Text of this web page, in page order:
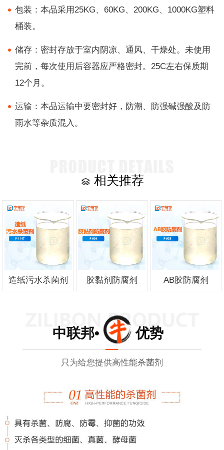
包装：本品采用25KG、60KG、200KG、1000KG塑料
桶装。
储存：密封存放于室内阴凉、通风、干燥处。未使用
完前，每次使用后容器应严格密封。25C左右保质期
12个月。
运输：本品运输中要密封好，防潮、防强碱强酸及防
雨水等杂质混入。
相关推荐
造纸污水杀菌剂 胶黏剂防腐剂 AB胶防腐剂
中联邦• 优势
只为给您提供高性能杀菌剂